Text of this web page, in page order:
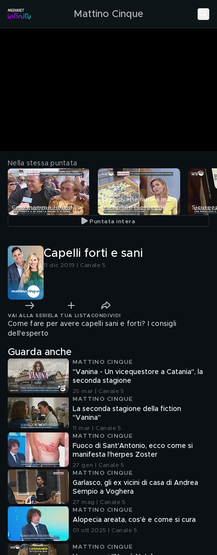
Mattino Cinque
Nella stessa puntata
Ciao mamma Jolanda
Orecchiette fatte a mano:
tradizione fuorilegge
Puntata intera
Capelli forti e sani
11 dic 2019 | Canale 5
VAI ALLA SERIE LA TUA LISTA CONDIVIDI
Come fare per avere capelli sani e forti? I consigli
dell'esperto
Guarda anche
MATTINO CINQUE
"Vanina - Un vicequestore a Catania", la
seconda stagione
25 mar | Canale 5
MATTINO CINQUE
La seconda stagione della fiction
"Vanina"
11 mar | Canale 5
MATTINO CINQUE
Fuoco di Sant'Antonio, ecco come si
manifesta l'herpes Zoster
27 gen | Canale 5
MATTINO CINQUE
Garlasco, gli ex vicini di casa di Andrea
Sempio a Voghera
27 mag | Canale 5
MATTINO CINQUE
Alopecia areata, cos'è e come si cura
01 ott 2025 | Canale 5
MATTINO CINQUE